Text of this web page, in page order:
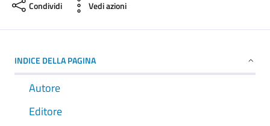
Condividi Vedi azioni
INDICE DELLA PAGINA
Autore
Editore